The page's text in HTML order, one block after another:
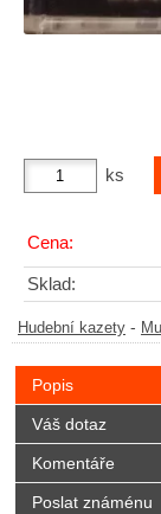
ks
Cena:
Sklad:
Hudební kazety -
Popis
Váš dotaz
Komentáře
Poslat známénu